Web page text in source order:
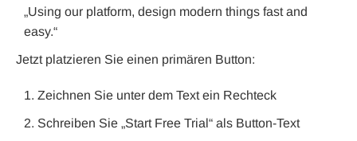
„Using our platform, design modern things fast and
easy.“
Jetzt platzieren Sie einen primären Button:
Zeichnen Sie unter dem Text ein Rechteck
Schreiben Sie „Start Free Trial“ als Button-Text